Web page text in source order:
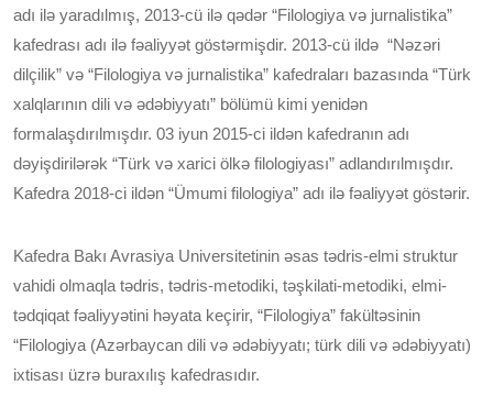
adı ilə yaradılmış, 2013-cü ilə qədər “Filologiya və jurnalistika”
kafedrası adı ilə fəaliyyət göstərmişdir. 2013-cü ildə “Nəzəri
dilçilik” və “Filologiya və jurnalistika” kafedraları bazasında “Türk
xalqlarının dili və ədəbiyyatı” bölümü kimi yenidən
formalaşdırılmışdır. 03 iyun 2015-ci ildən kafedranın adı
dəyişdirilərək “Türk və xarici ölkə filologiyası” adlandırılmışdır.
Kafedra 2018-ci ildən “Ümumi filologiya” adı ilə fəaliyyət göstərir.
Kafedra Bakı Avrasiya Universitetinin əsas tədris-elmi struktur
vahidi olmaqla tədris, tədris-metodiki, təşkilati-metodiki, elmi-
tədqiqat fəaliyyətini həyata keçirir, “Filologiya” fakültəsinin
“Filologiya (Azərbaycan dili və ədəbiyyatı; türk dili və ədəbiyyatı)
ixtisası üzrə buraxılış kafedrasıdır.